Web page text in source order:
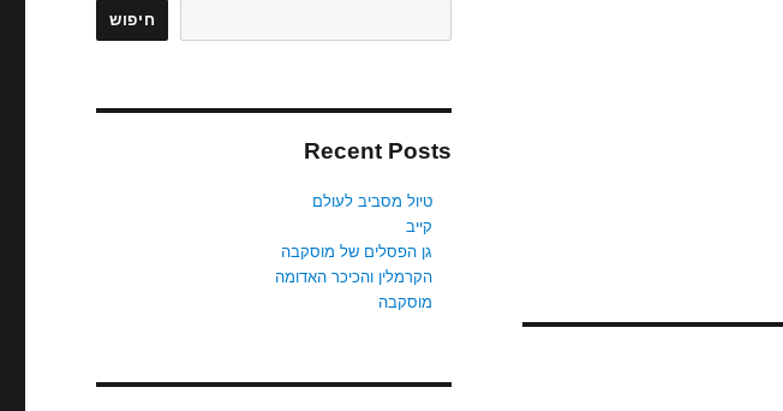
חיפוש
Recent Posts
טיול מסביב לעולם
קייב
גן הפסלים של מוסקבה
הקרמלין והכיכר האדומה
מוסקבה